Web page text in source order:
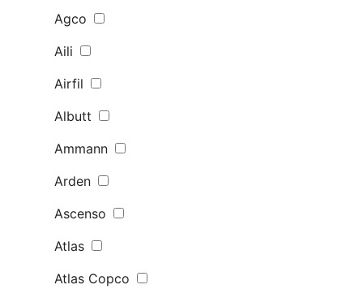
Agco
Aili
Airfil
Albutt
Ammann
Arden
Ascenso
Atlas
Atlas Copco